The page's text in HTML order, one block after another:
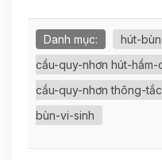
Danh mục:
hút-
cầu-quy-nhơn hút-
cầu-quy-nhơn thông-
bùn-vi-sinh